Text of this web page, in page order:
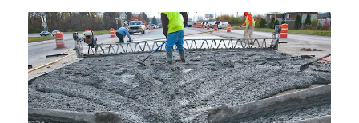
Перейти
содержимому